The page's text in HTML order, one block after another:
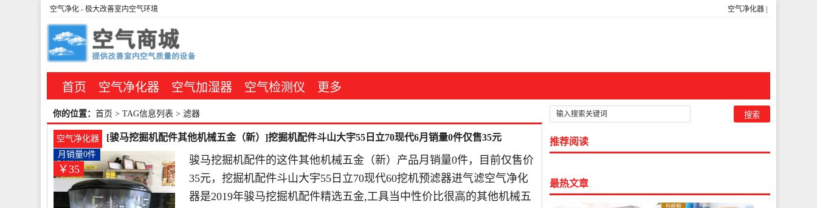
空气净化器
空气净化 - 极大改善室内空气环境
首页 空气净化器 空气加湿器 空气检测仪 更多
你的位置： 首页 > TAG信息列表 > 滤器
空气净化器 [骏马挖掘机配件其他机械五金（新）]挖掘机配件斗山大宇55日立70现代6月销量0件仅售35元
￥35
月销量0件
骏马挖掘机配件的这件其他机械五金（新）产品月销量0件，目前仅售价
35元，挖掘机配件斗山大宇55日立70现代60挖机预滤器进气滤空气净化
器是2019年骏马挖掘机配件精选五金,工具当中性价比很高的其他机械五
推荐阅读
最热文章